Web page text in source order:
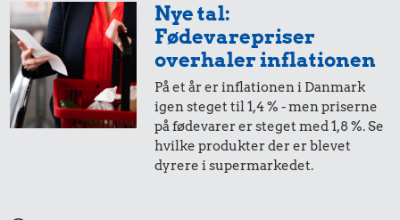
Nye tal:
Fødevarepriser
overhaler inflationen
På et år er inflationen i Danmark
igen steget til 1,4 % - men priserne
på fødevarer er steget med 1,8 %. Se
hvilke produkter der er blevet
dyrere i supermarkedet.